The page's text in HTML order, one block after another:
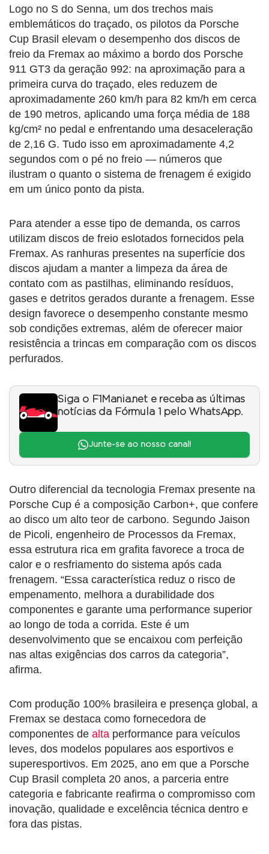
Logo no S do Senna, um dos trechos mais
emblemáticos do traçado, os pilotos da Porsche
Cup Brasil elevam o desempenho dos discos de
freio da Fremax ao máximo a bordo dos Porsche
911 GT3 da geração 992: na aproximação para a
primeira curva do traçado, eles reduzem de
aproximadamente 260 km/h para 82 km/h em cerca
de 190 metros, aplicando uma força média de 188
kg/cm² no pedal e enfrentando uma desaceleração
de 2,16 G. Tudo isso em aproximadamente 4,2
segundos com o pé no freio — números que
ilustram o quanto o sistema de frenagem é exigido
em um único ponto da pista.
Para atender a esse tipo de demanda, os carros
utilizam discos de freio eslotados fornecidos pela
Fremax. As ranhuras presentes na superfície dos
discos ajudam a manter a limpeza da área de
contato com as pastilhas, eliminando resíduos,
gases e detritos gerados durante a frenagem. Esse
design favorece o desempenho constante mesmo
sob condições extremas, além de oferecer maior
resistência a trincas em comparação com os discos
perfurados.
Siga o F1Mania.net e receba as últimas
notícias da Fórmula 1 pelo WhatsApp.
Junte-se ao nosso canal!
Outro diferencial da tecnologia Fremax presente na
Porsche Cup é a composição Carbon+, que confere
ao disco um alto teor de carbono. Segundo Jaison
de Picoli, engenheiro de Processos da Fremax,
essa estrutura rica em grafita favorece a troca de
calor e o resfriamento do sistema após cada
frenagem. “Essa característica reduz o risco de
empenamento, melhora a durabilidade dos
componentes e garante uma performance superior
ao longo de toda a corrida. Este é um
desenvolvimento que se encaixou com perfeição
nas altas exigências dos carros da categoria”,
afirma.
Com produção 100% brasileira e presença global, a
Fremax se destaca como fornecedora de
componentes de alta performance para veículos
leves, dos modelos populares aos esportivos e
superesportivos. Em 2025, ano em que a Porsche
Cup Brasil completa 20 anos, a parceria entre
categoria e fabricante reafirma o compromisso com
inovação, qualidade e excelência técnica dentro e
fora das pistas.